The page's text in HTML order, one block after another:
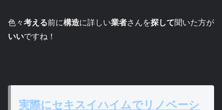
色々考える前に構造に詳しい業者さんを探して聞いた方が
いいですね！
実際にセキスイハイムでリノベーシ